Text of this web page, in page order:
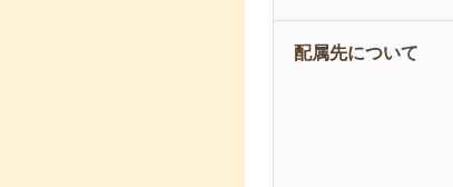
配属先について